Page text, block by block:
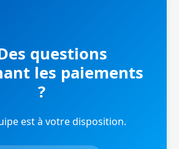
questions
les paiements
?
est à votre disposition.